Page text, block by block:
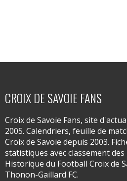
CROIX DE SAVOIE FANS
Croix de Savoie Fans, site
2005. Calendriers, feuille de
Croix de Savoie depuis 2003.
statistiques avec classement
Historique du Football Croix de
Thonon-Gaillard FC.